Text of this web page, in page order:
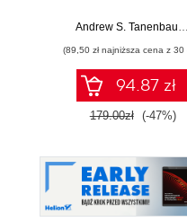
Andrew S. Tanenbaum
(89,50 zł najniższa cena z 30
94.87 zł
179.00zł (-47%)